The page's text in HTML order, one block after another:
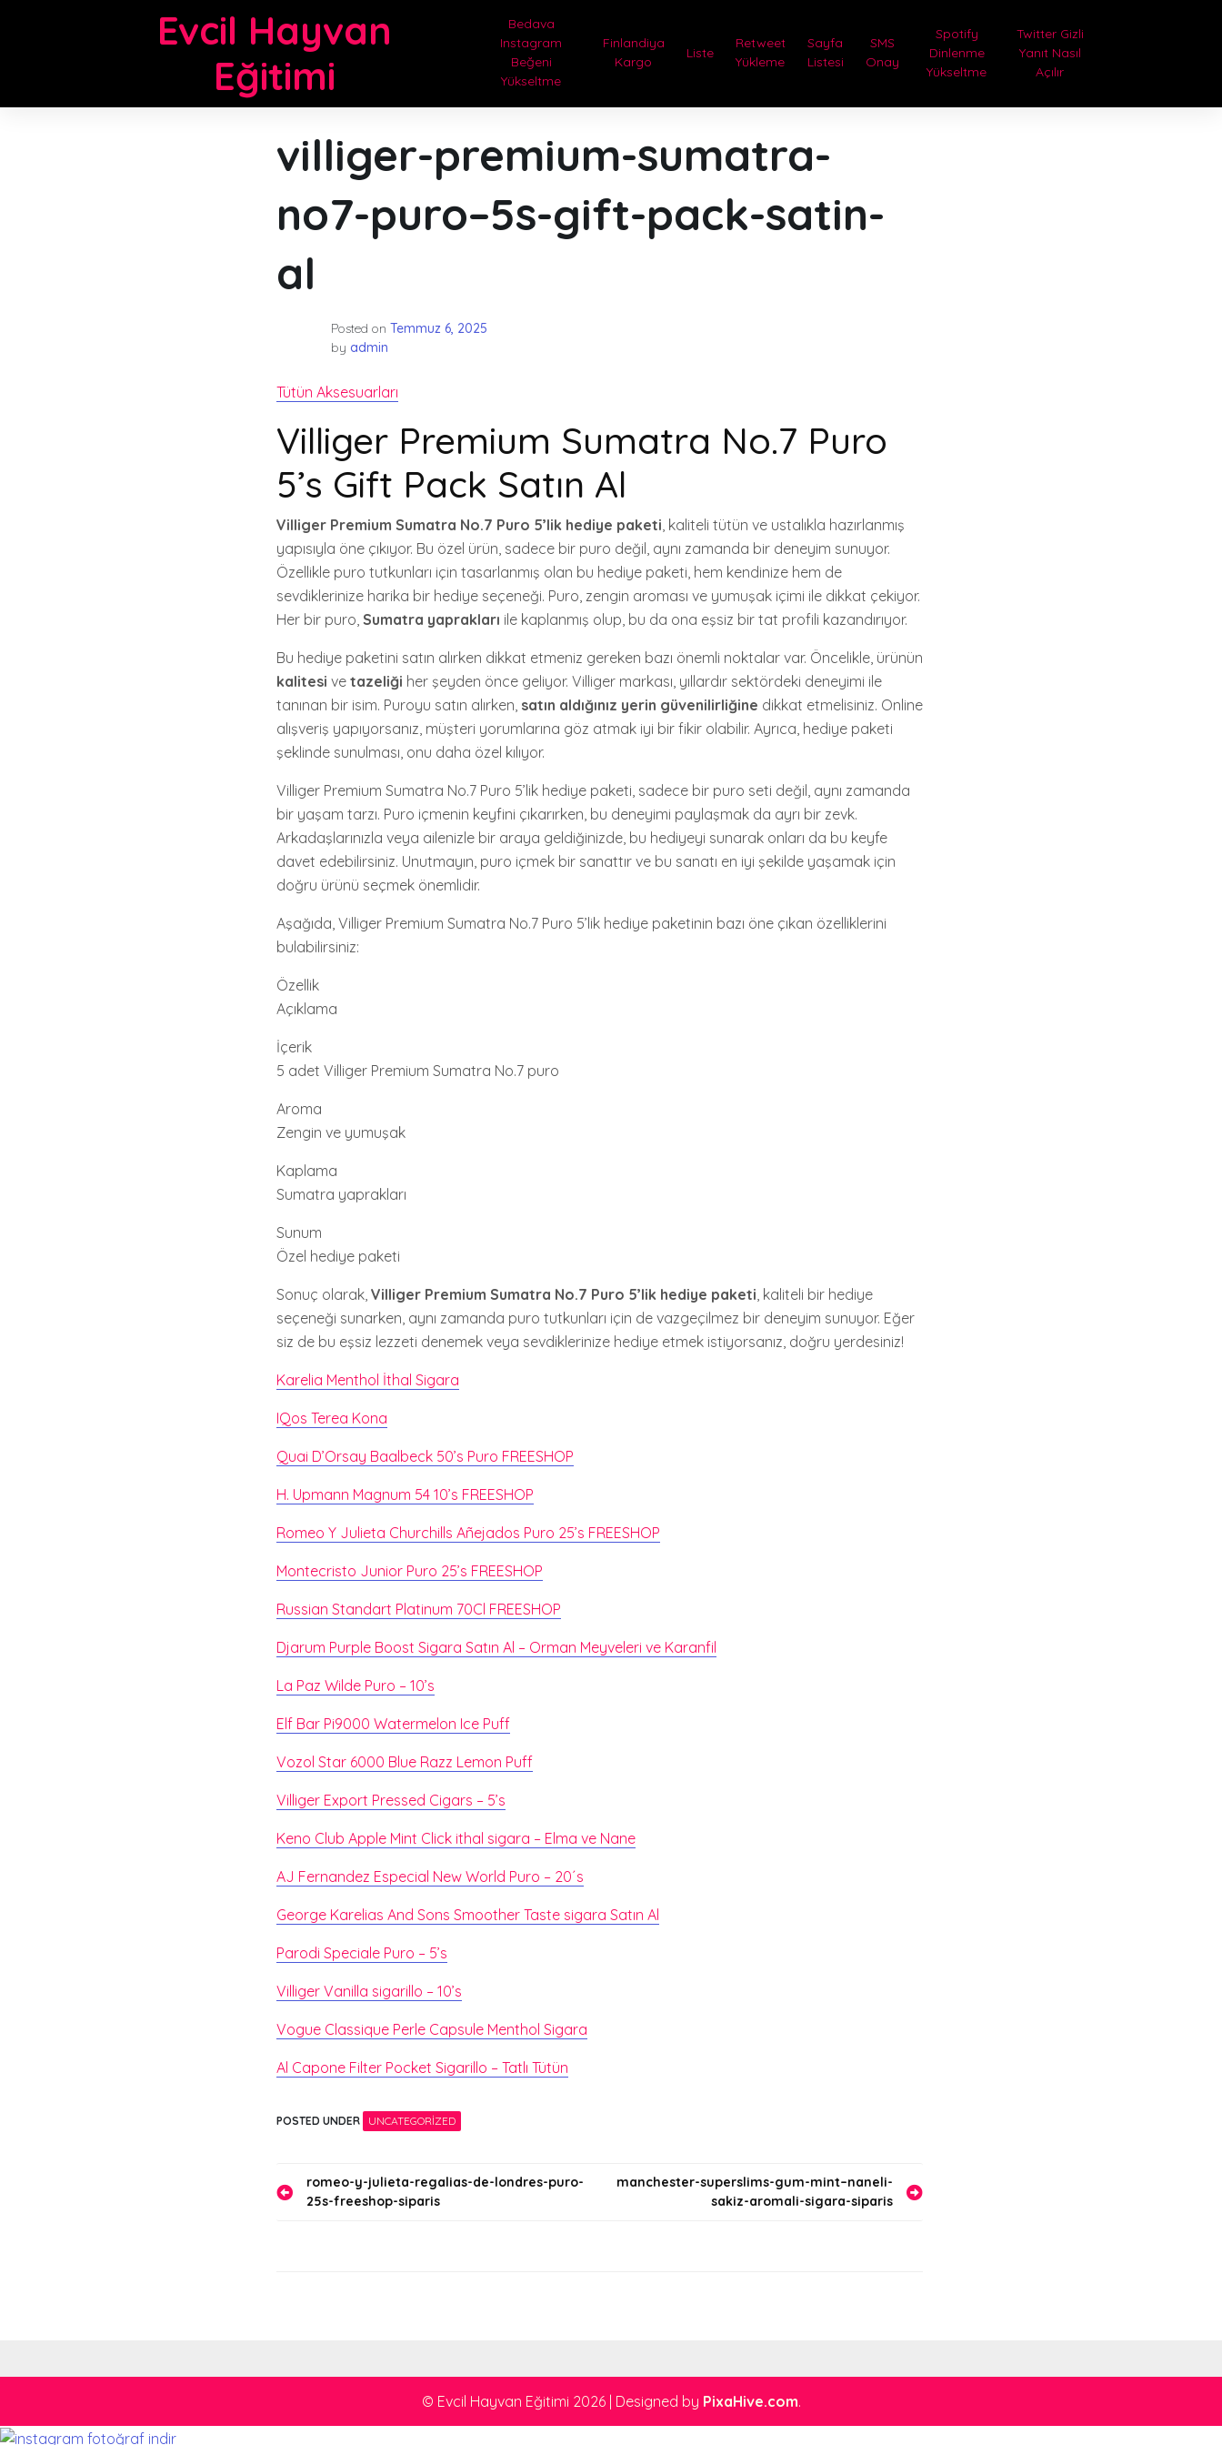
Evcil Hayvan
Eğitimi
Bedava
Instagram
Beğeni
Yükseltme
Finlandiya
Kargo
Liste
Retweet
Yükleme
Sayfa
Listesi
SMS
Onay
Spotify
Dinlenme
Yükseltme
Twitter Gizli
Yanıt Nasıl
Açılır
villiger-premium-sumatra-
no7-puro–5s-gift-pack-satin-
al
Posted on Temmuz 6, 2025
by admin
Tütün Aksesuarları
Villiger Premium Sumatra No.7 Puro
5’s Gift Pack Satın Al
Villiger Premium Sumatra No.7 Puro 5’lik hediye paketi, kaliteli tütün ve ustalıkla hazırlanmış
yapısıyla öne çıkıyor. Bu özel ürün, sadece bir puro değil, aynı zamanda bir deneyim sunuyor.
Özellikle puro tutkunları için tasarlanmış olan bu hediye paketi, hem kendinize hem de
sevdiklerinize harika bir hediye seçeneği. Puro, zengin aroması ve yumuşak içimi ile dikkat çekiyor.
Her bir puro, Sumatra yaprakları ile kaplanmış olup, bu da ona eşsiz bir tat profili kazandırıyor.
Bu hediye paketini satın alırken dikkat etmeniz gereken bazı önemli noktalar var. Öncelikle, ürünün
kalitesi ve tazeliği her şeyden önce geliyor. Villiger markası, yıllardır sektördeki deneyimi ile
tanınan bir isim. Puroyu satın alırken, satın aldığınız yerin güvenilirliğine dikkat etmelisiniz. Online
alışveriş yapıyorsanız, müşteri yorumlarına göz atmak iyi bir fikir olabilir. Ayrıca, hediye paketi
şeklinde sunulması, onu daha özel kılıyor.
Villiger Premium Sumatra No.7 Puro 5’lik hediye paketi, sadece bir puro seti değil, aynı zamanda
bir yaşam tarzı. Puro içmenin keyfini çıkarırken, bu deneyimi paylaşmak da ayrı bir zevk.
Arkadaşlarınızla veya ailenizle bir araya geldiğinizde, bu hediyeyi sunarak onları da bu keyfe
davet edebilirsiniz. Unutmayın, puro içmek bir sanattır ve bu sanatı en iyi şekilde yaşamak için
doğru ürünü seçmek önemlidir.
Aşağıda, Villiger Premium Sumatra No.7 Puro 5’lik hediye paketinin bazı öne çıkan özelliklerini
bulabilirsiniz:
Özellik
Açıklama
İçerik
5 adet Villiger Premium Sumatra No.7 puro
Aroma
Zengin ve yumuşak
Kaplama
Sumatra yaprakları
Sunum
Özel hediye paketi
Sonuç olarak, Villiger Premium Sumatra No.7 Puro 5’lik hediye paketi, kaliteli bir hediye
seçeneği sunarken, aynı zamanda puro tutkunları için de vazgeçilmez bir deneyim sunuyor. Eğer
siz de bu eşsiz lezzeti denemek veya sevdiklerinize hediye etmek istiyorsanız, doğru yerdesiniz!
Karelia Menthol İthal Sigara
IQos Terea Kona
Quai D’Orsay Baalbeck 50’s Puro FREESHOP
H. Upmann Magnum 54 10’s FREESHOP
Romeo Y Julieta Churchills Añejados Puro 25’s FREESHOP
Montecristo Junior Puro 25’s FREESHOP
Russian Standart Platinum 70Cl FREESHOP
Djarum Purple Boost Sigara Satın Al – Orman Meyveleri ve Karanfil
La Paz Wilde Puro – 10’s
Elf Bar Pi9000 Watermelon Ice Puff
Vozol Star 6000 Blue Razz Lemon Puff
Villiger Export Pressed Cigars – 5’s
Keno Club Apple Mint Click ithal sigara – Elma ve Nane
AJ Fernandez Especial New World Puro – 20´s
George Karelias And Sons Smoother Taste sigara Satın Al
Parodi Speciale Puro – 5’s
Villiger Vanilla sigarillo – 10’s
Vogue Classique Perle Capsule Menthol Sigara
Al Capone Filter Pocket Sigarillo – Tatlı Tütün
POSTED UNDER UNCATEGORIZED
Yazıromeo-y-julieta-regalias-de-londres-puro-
25s-freeshop-siparis
manchester-superslims-gum-mint–naneli-
sakiz-aromali-sigara-siparis
© Evcil Hayvan Eğitimi 2026 Designed by PixaHive.com.